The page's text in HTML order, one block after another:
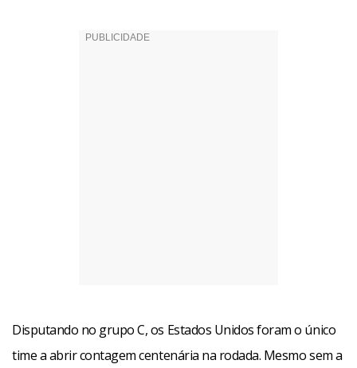
Disputando no grupo C, os Estados Unidos foram o único
time a abrir contagem centenária na rodada. Mesmo sem a